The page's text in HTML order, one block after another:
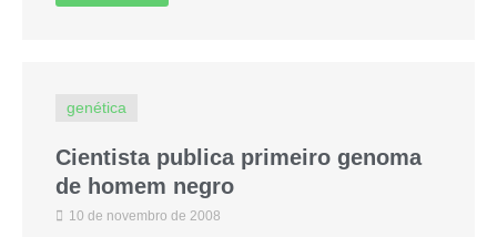
genética
Cientista publica primeiro genoma
de homem negro
10 de novembro de 2008